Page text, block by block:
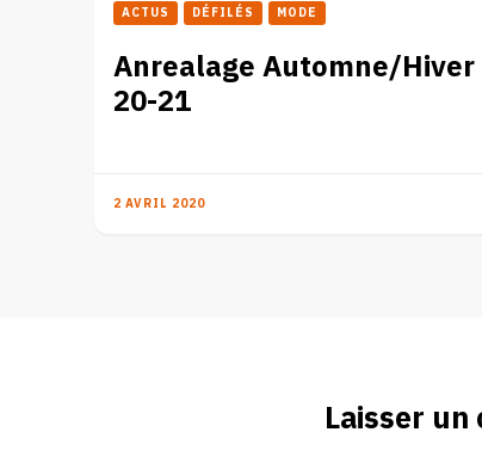
ACTUS DÉFILÉS MODE
Anrealage Automne/Hiver
20-21
2 AVRIL 2020
Laisser